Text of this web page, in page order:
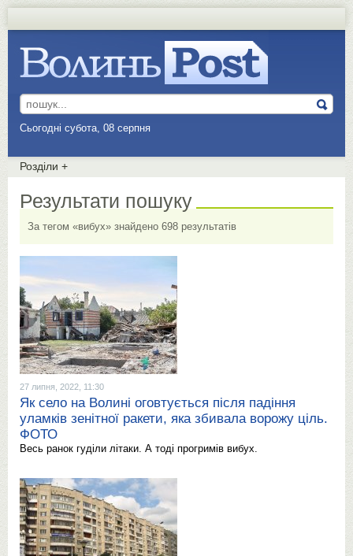
Сьогодні субота, 08 серпня
Розділи +
Результати пошуку
За тегом «вибух» знайдено 698 результатів
27 липня, 2022, 11:30
Як село на Волині оговтується після падіння
уламків зенітної ракети, яка збивала ворожу ціль.
ФОТО
Весь ранок гуділи літаки. А тоді прогримів вибух.